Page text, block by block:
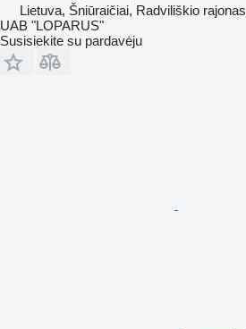
Lietuva, Šniūraičiai, Radviliškio rajonas
UAB "LOPARUS"
Susisiekite su pardavėju